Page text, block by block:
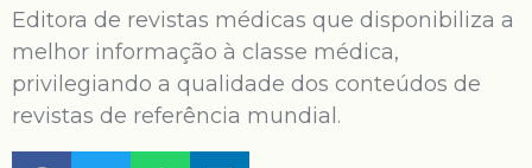
Editora de revistas médicas que disponibiliza a
melhor informação à classe médica,
privilegiando a qualidade dos conteúdos de
revistas de referência mundial.